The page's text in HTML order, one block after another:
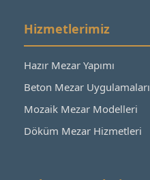
Hizmetlerimiz
Hazır Mezar Yapımı
Beton Mezar Uygulamaları
Mozaik Mezar Modelleri
Döküm Mezar Hizmetleri